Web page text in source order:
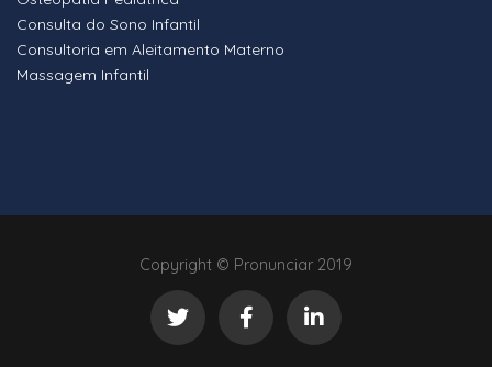
Consulta do Sono Infantil
Consultoria em Aleitamento Materno
Massagem Infantil
Copyright © Pronunciar 2019